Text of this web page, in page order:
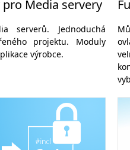
Media servery
serverů. Jednoduchá
projektu. Moduly
výrobce.